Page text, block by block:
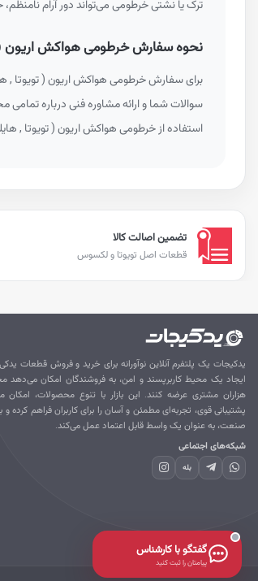
ترک یا نشتی خرطومی می‌تواند دور آرام
نحوه سفارش خرطومی هواکش اریون
برای سفارش خرطومی هواکش اریون ( تویوتا ,
سوالات شما و ارائه مشاوره فنی درباره تمامی
استفاده از خرطومی هواکش اریون ( تویوتا ,
تضمین اصالت کالا
قطعات اصل تویوتا و لکسوس
یدکیجات یک پلتفرم آنلاین نوآورانه برای خرید و فروش قطعات
ایجاد یک محیط کاربرپسند و امن، به فروشندگان امکان می‌دهد
هزاران مشتری عرضه کنند. این بازار با تنوع محصولات،
صنعت، به عنوان یک واسط قابل اعتماد عمل می‌کند.
شبکه‌های اجتماعی
بله
گفتگو با کارشناس
پیامتان را ثبت کنید